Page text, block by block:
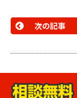
次の記事